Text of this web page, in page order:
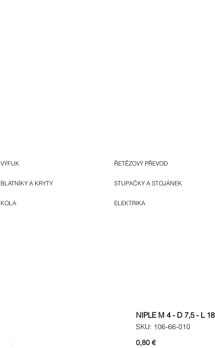
VÝFUK
BLATNÍKY A KRYTY
KOLA
ŘETĚZOVÝ PŘEVOD
STUPAČKY A STOJÁNEK
ELEKTRIKA
NIPLE M 4 - D 7,5 - L 18
SKU: 106-66-010
0,80 €Cena